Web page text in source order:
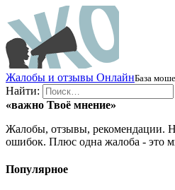
Жалобы и отзывы ОнлайнБаза
Найти:
«важно Твоё мнение»
Жалобы, отзывы, рекомендации.
ошибок. Плюс одна жалоба - это
Популярное